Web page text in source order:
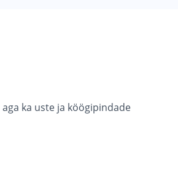
ka uste ja köögipindade